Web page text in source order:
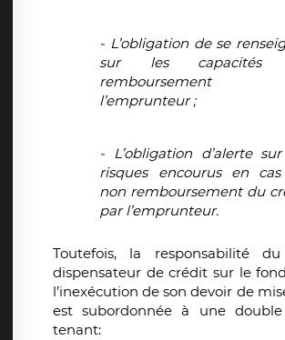
- L’obligation de se
sur les capacités
remboursement
l’emprunteur ;
- L’obligation d’alerte
risques encourus en
non remboursement du
par l’emprunteur.
Toutefois, la responsabilité
dispensateur de crédit sur le
l’inexécution de son devoir de
est subordonnée à une
tenant: